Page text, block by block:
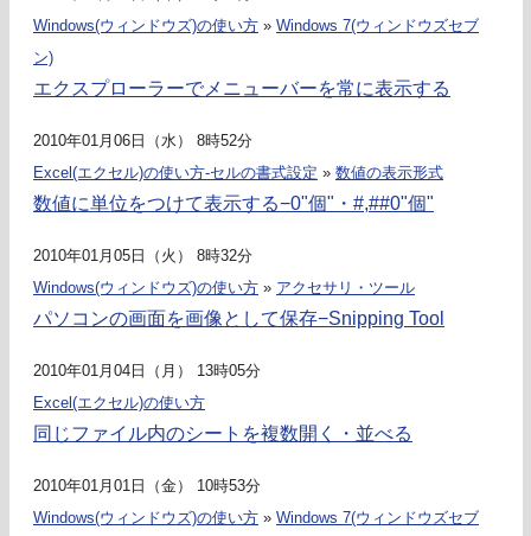
Windows(ウィンドウズ)の使い方 » Windows 7(ウィンドウズセブ
ン)
エクスプローラーでメニューバーを常に表示する
2010年01月06日（水） 8時52分
Excel(エクセル)の使い方-セルの書式設定 » 数値の表示形式
数値に単位をつけて表示する−0"個"・#,##0"個"
2010年01月05日（火） 8時32分
Windows(ウィンドウズ)の使い方 » アクセサリ・ツール
パソコンの画面を画像として保存−Snipping Tool
2010年01月04日（月） 13時05分
Excel(エクセル)の使い方
同じファイル内のシートを複数開く・並べる
2010年01月01日（金） 10時53分
Windows(ウィンドウズ)の使い方 » Windows 7(ウィンドウズセブ